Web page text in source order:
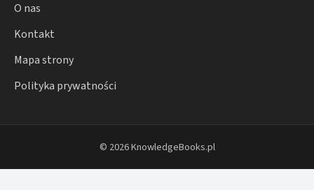
O nas
Kontakt
Mapa strony
Polityka prywatności
© 2026 KnowledgeBooks.pl